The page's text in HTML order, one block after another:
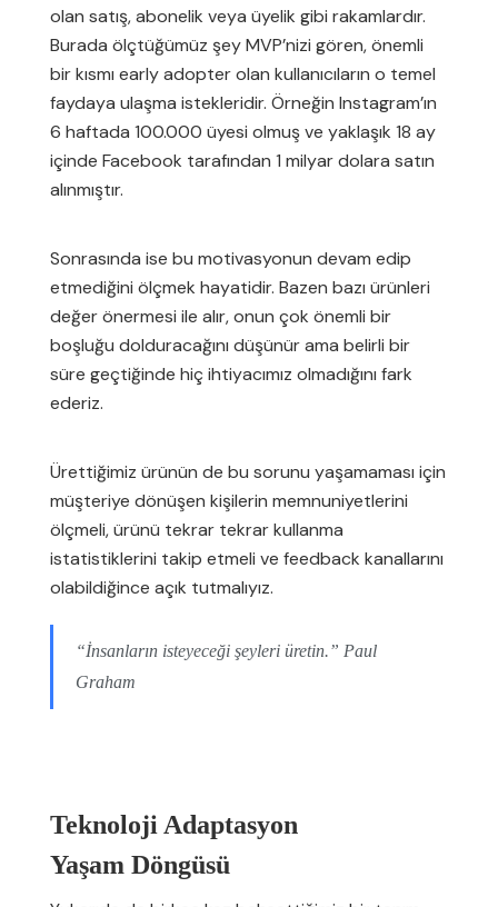
olan satış, abonelik veya üyelik gibi rakamlardır.
Burada ölçtüğümüz şey MVP’nizi gören, önemli
bir kısmı early adopter olan kullanıcıların o temel
faydaya ulaşma istekleridir. Örneğin Instagram’ın
6 haftada 100.000 üyesi olmuş ve yaklaşık 18 ay
içinde Facebook tarafından 1 milyar dolara satın
alınmıştır.
Sonrasında ise bu motivasyonun devam edip
etmediğini ölçmek hayatidir. Bazen bazı ürünleri
değer önermesi ile alır, onun çok önemli bir
boşluğu dolduracağını düşünür ama belirli bir
süre geçtiğinde hiç ihtiyacımız olmadığını fark
ederiz.
Ürettiğimiz ürünün de bu sorunu yaşamaması için
müşteriye dönüşen kişilerin memnuniyetlerini
ölçmeli, ürünü tekrar tekrar kullanma
istatistiklerini takip etmeli ve feedback kanallarını
olabildiğince açık tutmalıyız.
“İnsanların isteyeceği şeyleri üretin.” Paul
Graham
Teknoloji Adaptasyon
Yaşam Döngüsü